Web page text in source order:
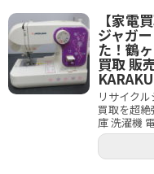
【家電
ジャガ
た！鶴
買取 販
リサイク
買取を超
庫 洗濯機